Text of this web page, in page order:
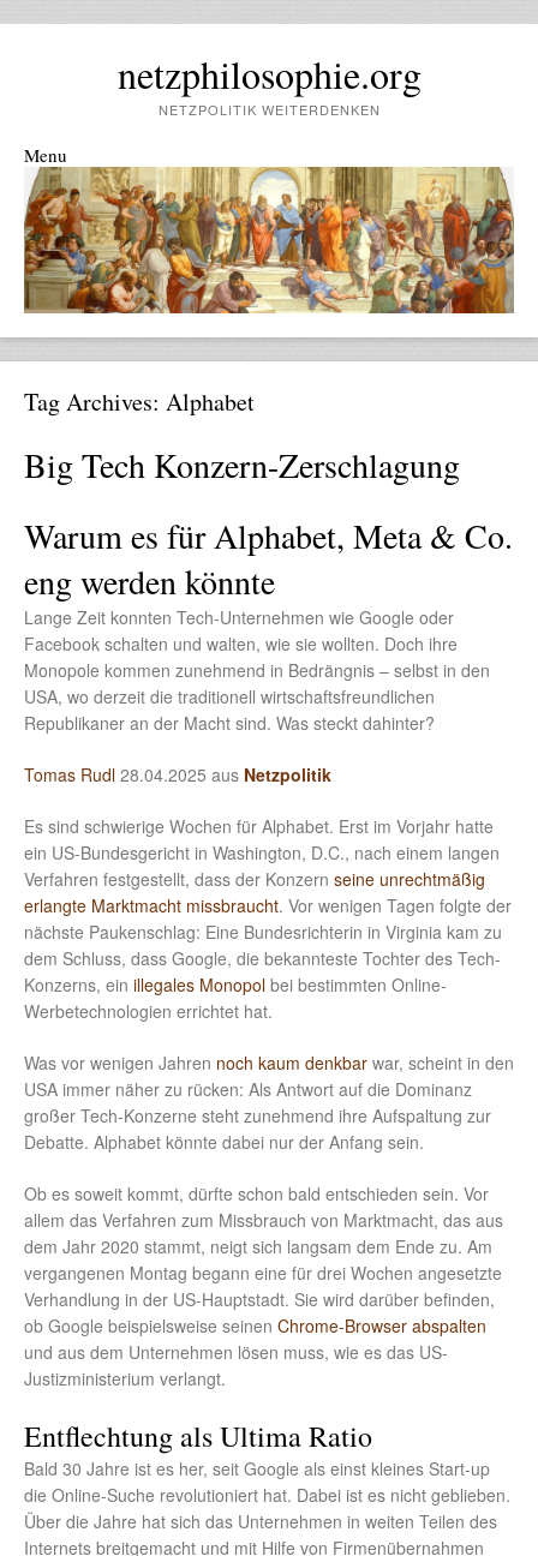
netzphilosophie.org
NETZPOLITIK WEITERDENKEN
Menu
Skip to content
Tag Archives: Alphabet
Big Tech Konzern-Zerschlagung
Warum es für Alphabet, Meta & Co.
eng werden könnte
Lange Zeit konnten Tech-Unternehmen wie Google oder
Facebook schalten und walten, wie sie wollten. Doch ihre
Monopole kommen zunehmend in Bedrängnis – selbst in den
USA, wo derzeit die traditionell wirtschaftsfreundlichen
Republikaner an der Macht sind. Was steckt dahinter?
Tomas Rudl 28.04.2025 aus Netzpolitik
Es sind schwierige Wochen für Alphabet. Erst im Vorjahr hatte
ein US-Bundesgericht in Washington, D.C., nach einem langen
Verfahren festgestellt, dass der Konzern seine unrechtmäßig
erlangte Marktmacht missbraucht. Vor wenigen Tagen folgte der
nächste Paukenschlag: Eine Bundesrichterin in Virginia kam zu
dem Schluss, dass Google, die bekannteste Tochter des Tech-
Konzerns, ein illegales Monopol bei bestimmten Online-
Werbetechnologien errichtet hat.
Was vor wenigen Jahren noch kaum denkbar war, scheint in den
USA immer näher zu rücken: Als Antwort auf die Dominanz
großer Tech-Konzerne steht zunehmend ihre Aufspaltung zur
Debatte. Alphabet könnte dabei nur der Anfang sein.
Ob es soweit kommt, dürfte schon bald entschieden sein. Vor
allem das Verfahren zum Missbrauch von Marktmacht, das aus
dem Jahr 2020 stammt, neigt sich langsam dem Ende zu. Am
vergangenen Montag begann eine für drei Wochen angesetzte
Verhandlung in der US-Hauptstadt. Sie wird darüber befinden,
ob Google beispielsweise seinen Chrome-Browser abspalten
und aus dem Unternehmen lösen muss, wie es das US-
Justizministerium verlangt.
Entflechtung als Ultima Ratio
Bald 30 Jahre ist es her, seit Google als einst kleines Start-up
die Online-Suche revolutioniert hat. Dabei ist es nicht geblieben.
Über die Jahre hat sich das Unternehmen in weiten Teilen des
Internets breitgemacht und mit Hilfe von Firmenübernahmen